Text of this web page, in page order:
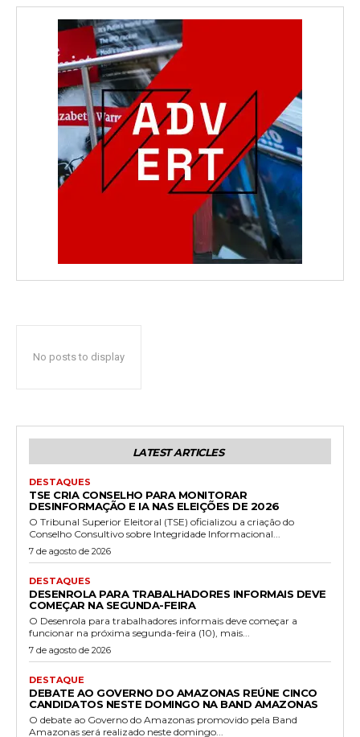
No posts to display
LATEST ARTICLES
DESTAQUES
TSE CRIA CONSELHO PARA MONITORAR
DESINFORMAÇÃO E IA NAS ELEIÇÕES DE 2026
O Tribunal Superior Eleitoral (TSE) oficializou a criação do
Conselho Consultivo sobre Integridade Informacional...
7 de agosto de 2026
DESTAQUES
DESENROLA PARA TRABALHADORES INFORMAIS DEVE
COMEÇAR NA SEGUNDA-FEIRA
O Desenrola para trabalhadores informais deve começar a
funcionar na próxima segunda-feira (10), mais...
7 de agosto de 2026
DESTAQUE
DEBATE AO GOVERNO DO AMAZONAS REÚNE CINCO
CANDIDATOS NESTE DOMINGO NA BAND AMAZONAS
O debate ao Governo do Amazonas promovido pela Band
Amazonas será realizado neste domingo...